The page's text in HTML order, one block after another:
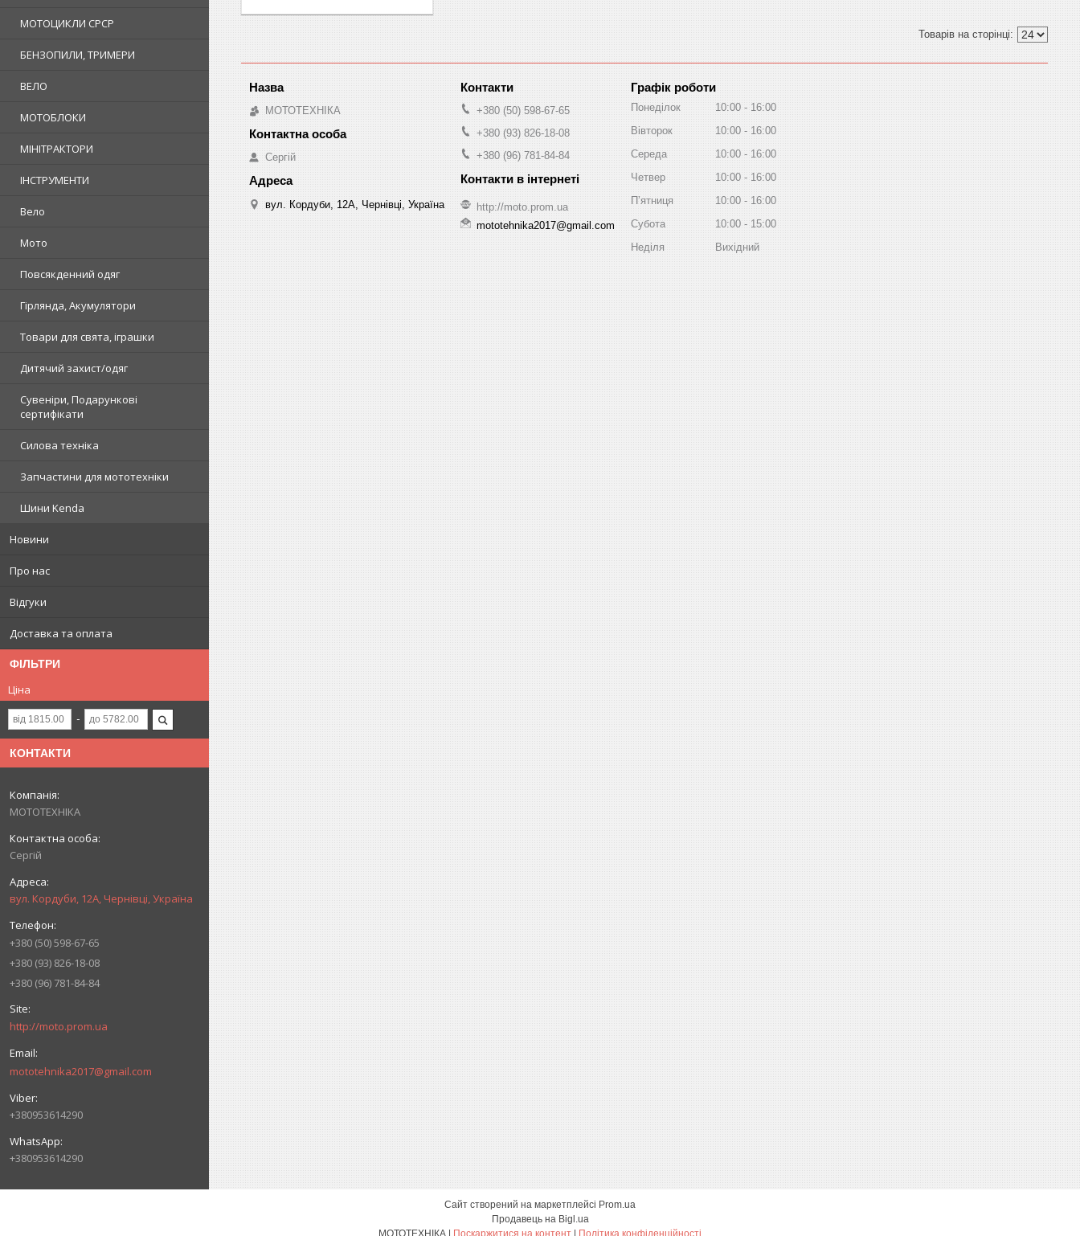
МОТОЦИКЛИ СРСР
БЕНЗОПИЛИ, ТРИМЕРИ
ВЕЛО
МОТОБЛОКИ
МІНІТРАКТОРИ
ІНСТРУМЕНТИ
Вело
Мото
Повсякденний одяг
Гірлянда, Акумулятори
Товари для свята, іграшки
Дитячий захист/одяг
Сувеніри, Подарункові
сертифікати
Силова техніка
Запчастини для мототехніки
Шини Kenda
Новини
Про нас
Відгуки
Доставка та оплата
ФІЛЬТРИ
Ціна
КОНТАКТИ
МОТОТЕХНІКА
Сергій
вул. Кордуби, 12А, Чернівці, Україна
+380 (50) 598-67-65
+380 (93) 826-18-08
+380 (96) 781-84-84
http://moto.prom.ua
mototehnika2017@gmail.com
+380953614290
+380953614290
МОТОТЕХНІКА
Сергій
вул. Кордуби, 12А, Чернівці, Україна
+380 (50) 598-67-65
+380 (93) 826-18-08
+380 (96) 781-84-84
http://moto.prom.ua
mototehnika2017@gmail.com
Графік роботи
Понеділок 10:00
16:00
Вівторок
10:00
16:00
Середа
10:00
16:00
Четвер
10:00
16:00
Пʼятниця
10:00
16:00
Субота
10:00
15:00
Неділя
Вихідний
Сайт створений на маркетплейсі Prom.ua
Продавець на Bigl.ua
МОТОТЕХНІКА | Поскаржитися на контент | Політика конфіденційності